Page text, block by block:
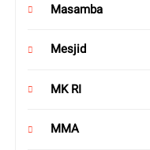
Masamba
Mesjid
MK RI
MMA